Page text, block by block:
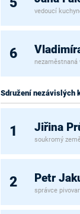
vedoucí
6
nezaměstnaná
Sdružení nezávislých
1 Jiřina
soukromý
2 Petr
správce